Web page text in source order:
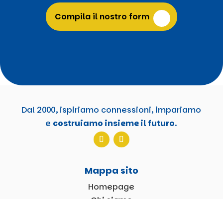
Compila il nostro form
Dal 2000, ispiriamo connessioni, impariamo
e costruiamo insieme il futuro.
Mappa sito
Homepage